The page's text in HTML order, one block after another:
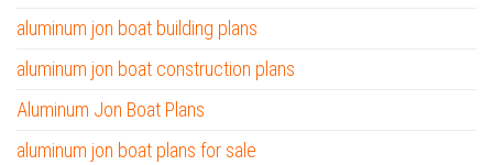
aluminum jon boat building plans
aluminum jon boat construction plans
Aluminum Jon Boat Plans
aluminum jon boat plans for sale